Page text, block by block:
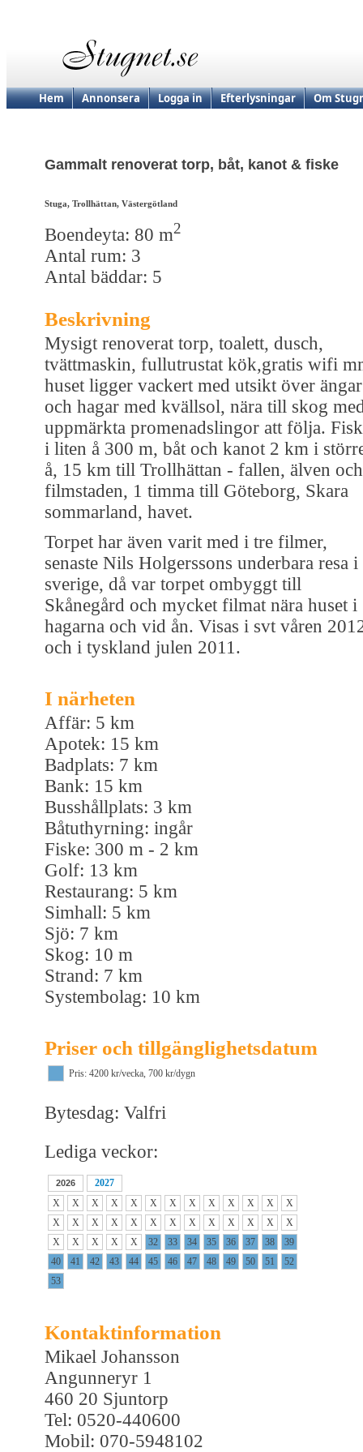
Hem Annonsera Logga in Efterlysningar Om
Gammalt renoverat torp, båt, kanot & fiske
Stuga, Trollhättan, Västergötland
Boendeyta: 80 m2
Antal rum: 3
Antal bäddar: 5
Beskrivning
Mysigt renoverat torp, toalett, dusch,
tvättmaskin, fullutrustat kök,gratis wifi
huset ligger vackert med utsikt över ängar
och hagar med kvällsol, nära till skog
uppmärkta promenadslingor att följa.
i liten å 300 m, båt och kanot 2 km i
å, 15 km till Trollhättan - fallen, älven och
filmstaden, 1 timma till Göteborg, Skara
sommarland, havet.
Torpet har även varit med i tre filmer,
senaste Nils Holgerssons underbara resa i
sverige, då var torpet ombyggt till
Skånegård och mycket filmat nära huset i
hagarna och vid ån. Visas i svt våren
och i tyskland julen 2011.
I närheten
Affär: 5 km
Apotek: 15 km
Badplats: 7 km
Bank: 15 km
Busshållplats: 3 km
Båtuthyrning: ingår
Fiske: 300 m - 2 km
Golf: 13 km
Restaurang: 5 km
Simhall: 5 km
Sjö: 7 km
Skog: 10 m
Strand: 7 km
Systembolag: 10 km
Priser och tillgänglighetsdatum
Pris: 4200 kr/vecka, 700 kr/dygn
Bytesdag: Valfri
Lediga veckor:
2026
2027
X
X X X X X X X X X X X
X
X
X X X X X X X X X X X
X
X
X X X X 32 33 34 35 36 37 38
39
40
41 42 43 44 45 46 47 48 49 50 51
52
53
Kontaktinformation
Mikael Johansson
Angunneryr 1
460 20 Sjuntorp
Tel: 0520-440600
Mobil: 070-5948102